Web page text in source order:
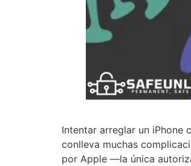
Intentar arreglar un iPhone
conlleva muchas
por Apple —la única